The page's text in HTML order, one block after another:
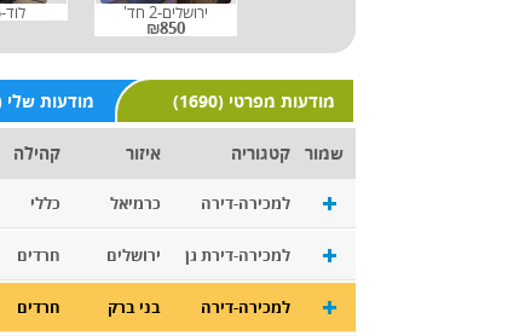
ירושלים-2 חד'
₪850
לוד-5 חד'
(1690) מודעות מפרטי (0) מודעות שלי
שמור קטגוריה איזור קהילה
למכירה-דירה כרמיאל כללי
למכירה-דירת גן ירושלים חרדים
למכירה-דירה בני ברק חרדים